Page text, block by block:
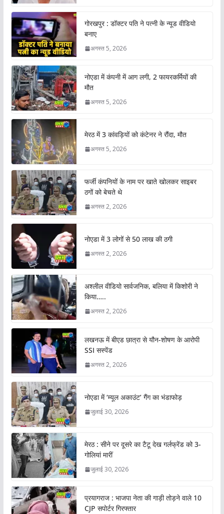
गोरखपुर : डॉक्टर पति ने पत्नी के न्यूड वीडियो
बनाए
अगस्त 5, 2026
नोएडा में कंपनी में आग लगी, 2 फायरकर्मियों की
मौत
अगस्त 5, 2026
मेरठ में 3 कांवड़ियों को कंटेनर ने रौंदा, मौत
अगस्त 5, 2026
फर्जी कंपनियों के नाम पर खाते खोलकर साइबर
ठगों को बेचते थे
अगस्त 2, 2026
नोएडा में 3 लोगों से 50 लाख की ठगी
अगस्त 2, 2026
अश्लील वीडियो सार्वजनिक, बलिया में किशोरी ने
किया…..
अगस्त 2, 2026
लखनऊ में बीएड छात्रा से यौन-शोषण के आरोपी
SSI सस्पेंड
अगस्त 2, 2026
नोएडा में ‘म्यूल अकाउंट’ गैंग का भंडाफोड़
जुलाई 30, 2026
मेरठ : सीने पर दूसरे का टैटू देख गर्लफ्रेंड को 3-
गोलियां मारीं
जुलाई 30, 2026
प्रयागराज : भाजपा नेता की गाड़ी तोड़ने वाले 10
CJP सपोर्टर गिरफ्तार